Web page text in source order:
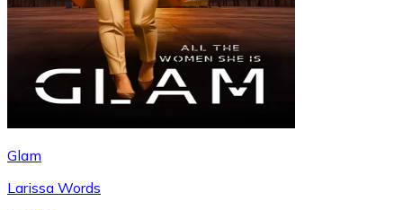
Glam
Larissa Words